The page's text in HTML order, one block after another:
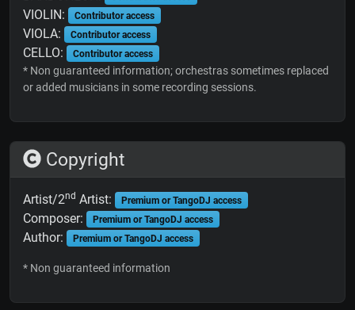
VIOLIN: Contributor access
VIOLA: Contributor access
CELLO: Contributor access
* Non guaranteed information; orchestras sometimes replaced
or added musicians in some recording sessions.
Copyright
Artist/2nd Artist: Premium or TangoDJ access
Composer: Premium or TangoDJ access
Author: Premium or TangoDJ access
* Non guaranteed information